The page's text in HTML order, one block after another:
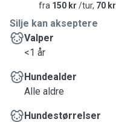
fra 150 kr /tur, 70 kr
Silje kan akseptere
Valper
<1 år
Hundealder
Alle aldre
Hundestørrelser